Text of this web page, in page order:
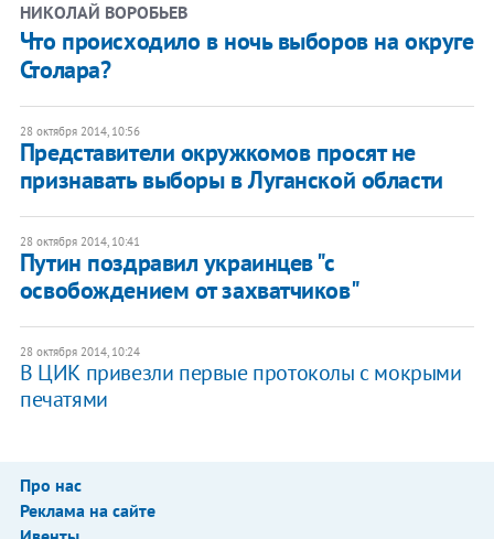
НИКОЛАЙ ВОРОБЬЕВ
Что происходило в ночь выборов на округе
Столара?
28 октября 2014, 10:56
Представители окружкомов просят не
признавать выборы в Луганской области
28 октября 2014, 10:41
Путин поздравил украинцев "с
освобождением от захватчиков"
28 октября 2014, 10:24
В ЦИК привезли первые протоколы с мокрыми
печатями
Про нас
Реклама на сайте